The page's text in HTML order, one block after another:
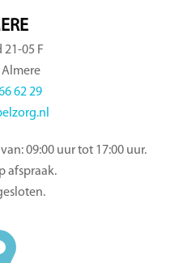
21-05 F
Almere
62 29
09:00 uur tot 17:00 uur.
afspraak.